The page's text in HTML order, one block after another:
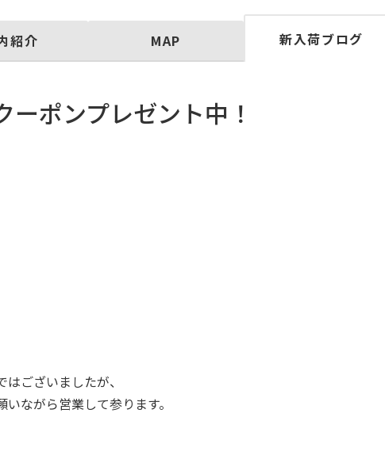
紹介 MAP 新入荷ブログ
ポンプレゼント中！
ございましたが、
ながら営業して参ります。